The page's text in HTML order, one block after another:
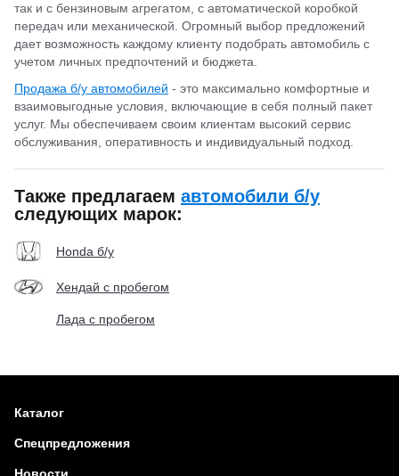
так и с бензиновым агрегатом, с автоматической коробкой
передач или механической. Огромный выбор предложений
дает возможность каждому клиенту подобрать автомобиль с
учетом личных предпочтений и бюджета.
Продажа б/у автомобилей - это максимально комфортные и
взаимовыгодные условия, включающие в себя полный пакет
услуг. Мы обеспечиваем своим клиентам высокий сервис
обслуживания, оперативность и индивидуальный подход.
Также предлагаем автомобили б/у
следующих марок:
Honda б/у
Хендай с пробегом
Лада с пробегом
Каталог
Спецпредложения